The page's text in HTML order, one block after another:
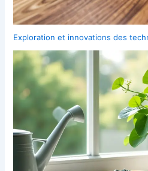
Exploration et innovations des